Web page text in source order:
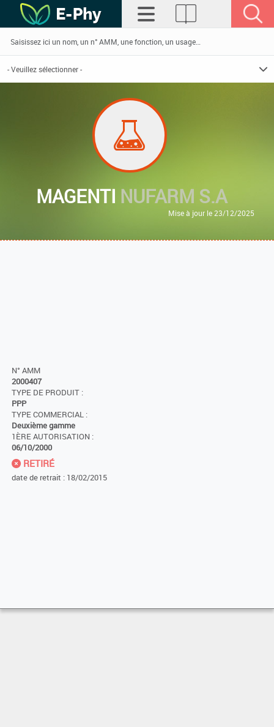
MAGENTI NUFARM S.A
Mise à jour le 23/12/2025
N° AMM
2000407
TYPE DE PRODUIT :
PPP
TYPE COMMERCIAL :
Deuxième gamme
1ÈRE AUTORISATION :
06/10/2000
RETIRÉ
date de retrait : 18/02/2015